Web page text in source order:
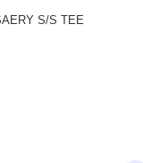
S/S TEE